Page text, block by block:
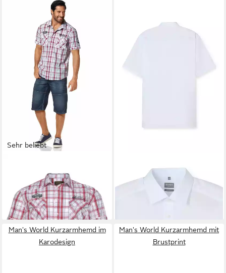
Sehr beliebt
Kurzarmhemd mit modischen
Applikationen
24,99 €
Businesshemd
OLYMP Luxor, Comfort Fit,
Man's World Kurzarmhemd im
Karodesign
Man's World Kurzarmhemd mit
Brustprint